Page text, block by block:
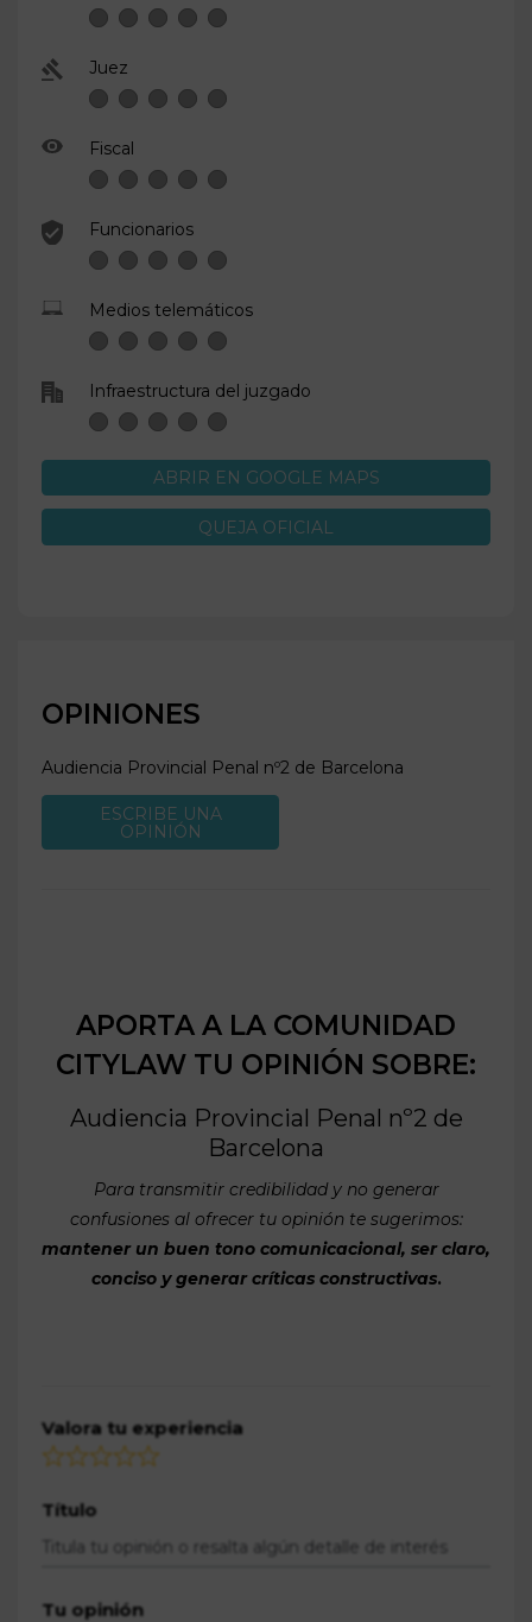
Juez
Fiscal
Funcionarios
Medios telemáticos
Infraestructura del juzgado
ABRIR EN GOOGLE MAPS
QUEJA OFICIAL
OPINIONES
Audiencia Provincial Penal nº2 de Barcelona
ESCRIBE UNA
OPINIÓN
APORTA A LA COMUNIDAD
CITYLAW TU OPINIÓN SOBRE:
Audiencia Provincial Penal nº2 de
Barcelona
Para transmitir credibilidad y no generar
confusiones al ofrecer tu opinión te sugerimos:
mantener un buen tono comunicacional, ser claro,
conciso y generar críticas constructivas.
Valora tu experiencia
Título
Tu opinión